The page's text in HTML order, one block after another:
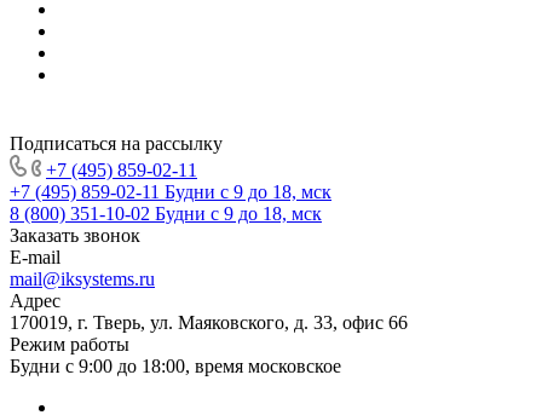
Подписаться на рассылку
+7 (495) 859-02-11
+7 (495) 859-02-11 Будни с 9 до 18, мск
8 (800) 351-10-02 Будни с 9 до 18, мск
Заказать звонок
E-mail
mail@iksystems.ru
Адрес
170019, г. Тверь, ул. Маяковского, д. 33, офис 66
Режим работы
Будни с 9:00 до 18:00, время московское